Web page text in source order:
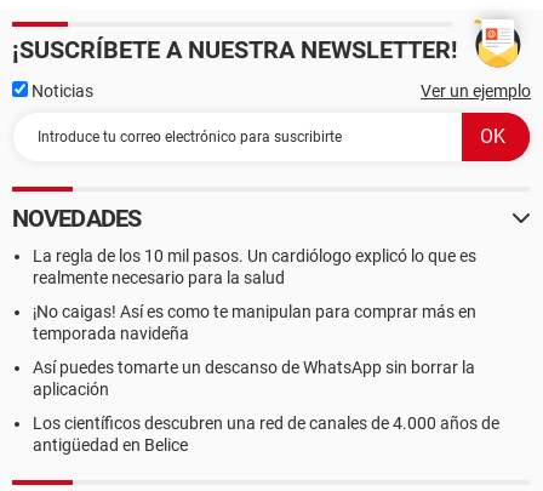
¡SUSCRÍBETE A NUESTRA NEWSLETTER!
Noticias Ver un ejemplo
NOVEDADES
La regla de los 10 mil pasos. Un cardiólogo explicó lo que es
realmente necesario para la salud
¡No caigas! Así es como te manipulan para comprar más en
temporada navideña
Así puedes tomarte un descanso de WhatsApp sin borrar la
aplicación
Los científicos descubren una red de canales de 4.000 años de
antigüedad en Belice